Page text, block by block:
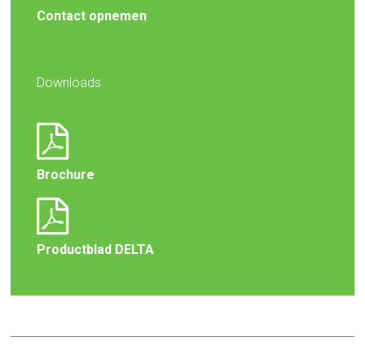
Contact opnemen
Downloads
Brochure
Productblad DELTA